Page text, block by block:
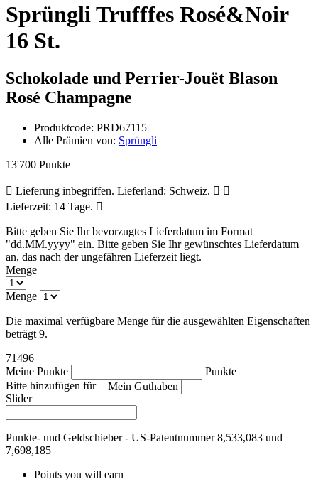
Sprüngli Trufffes Rosé&Noir
16 St.
Schokolade und Perrier-Jouët Blason
Rosé Champagne
Produktcode: PRD67115
Alle Prämien von: Sprüngli
13'700 Punkte
Lieferung inbegriffen. Lieferland: Schweiz.
Lieferzeit: 14 Tage.
Bitte geben Sie Ihr bevorzugtes Lieferdatum im Format
"dd.MM.yyyy" ein. Bitte geben Sie Ihr gewünschtes Lieferdatum
an, das nach der ungefähren Lieferzeit liegt.
Menge
Menge
Die maximal verfügbare Menge für die ausgewählten Eigenschaften
beträgt 9.
71496
Meine Punkte
Punkte
Mein Guthaben
Bitte hinzufügen für
Slider
Punkte- und Geldschieber - US-Patentnummer 8,533,083 und
7,698,185
Points you will earn